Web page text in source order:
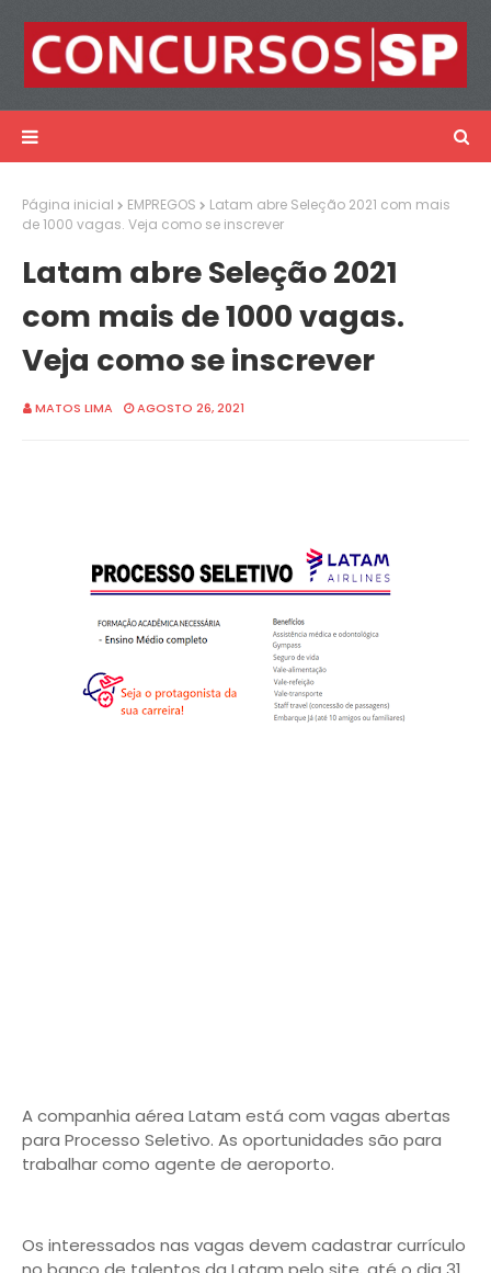
Página inicial EMPREGOS
Latam abre Seleção 2021 com mais
de 1000 vagas. Veja como se inscrever
Latam abre Seleção 2021
com mais de 1000 vagas.
Veja como se inscrever
MATOS LIMA AGOSTO 26, 2021
A companhia aérea Latam está com vagas abertas
para Processo Seletivo. As oportunidades são para
trabalhar como agente de aeroporto.
Os interessados nas vagas devem cadastrar currículo